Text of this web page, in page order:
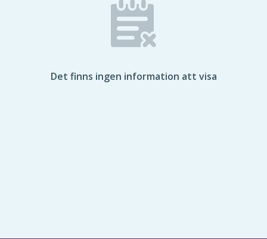
Det finns ingen information att visa